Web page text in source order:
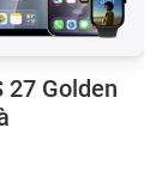
27 Golden